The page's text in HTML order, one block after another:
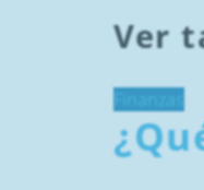
Ver